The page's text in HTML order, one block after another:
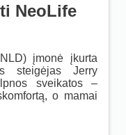
NeoLife
įmonė įkurta
steigėjas Jerry
sveikatos –
o mamai